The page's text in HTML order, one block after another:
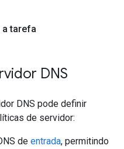
a tarefa
DNS
DNS pode definir
de servidor:
de entrada, permitindo